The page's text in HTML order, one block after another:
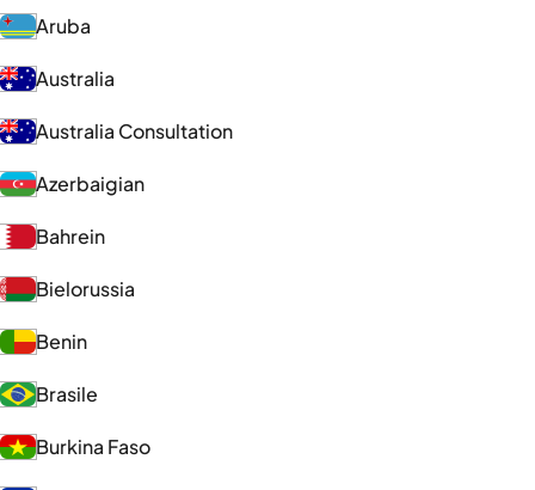
Aruba
Australia
Australia Consultation
Azerbaigian
Bahrein
Bielorussia
Benin
Brasile
Burkina Faso